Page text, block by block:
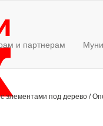
и партнерам
элементами под дерево /